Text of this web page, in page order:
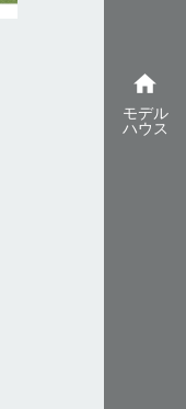
home
モデル
ハウス